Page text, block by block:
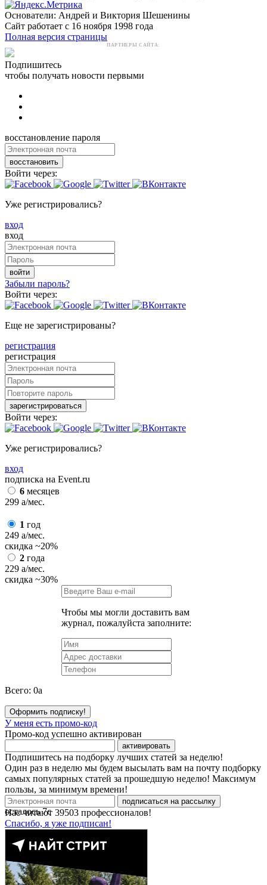
Основатели: Андрей и Виктория Шешенины
Сайт работает с 16 ноября 1998 года
Полная версия страницы
ПАРТНЕРЫ САЙТА:
Подпишитесь
чтобы получать новости первыми
восстановление пароля
восстановить
Войти через:
Уже регистрировались?
вход
вход
войти
Забыли пароль?
Войти через:
Еще не зарегистрированы?
регистрация
регистрация
зарегистрироваться
Войти через:
Уже регистрировались?
вход
подписка на Event.ru
6 месяцев
299 a/мес.
1 год
249 a/мес.
скидка ~20%
2 года
229 a/мес.
скидка ~30%
Чтобы мы могли доставить вам
журнал, пожалуйста заполните:
Всего: 0a
Оформить подписку!
У меня есть промо-код
Промо-код успешно активирован
активировать
Подпишитесь на подборку лучших статей за неделю!
Один раз в неделю мы будем высылать вам на почту подборку
самых популярных статей за прошедшую неделю! Максимум
пользы, за минимум времени!
подписаться на рассылку
Нас читают 39503 профессионалов!
Спасибо, я уже подписан!
осталось7с